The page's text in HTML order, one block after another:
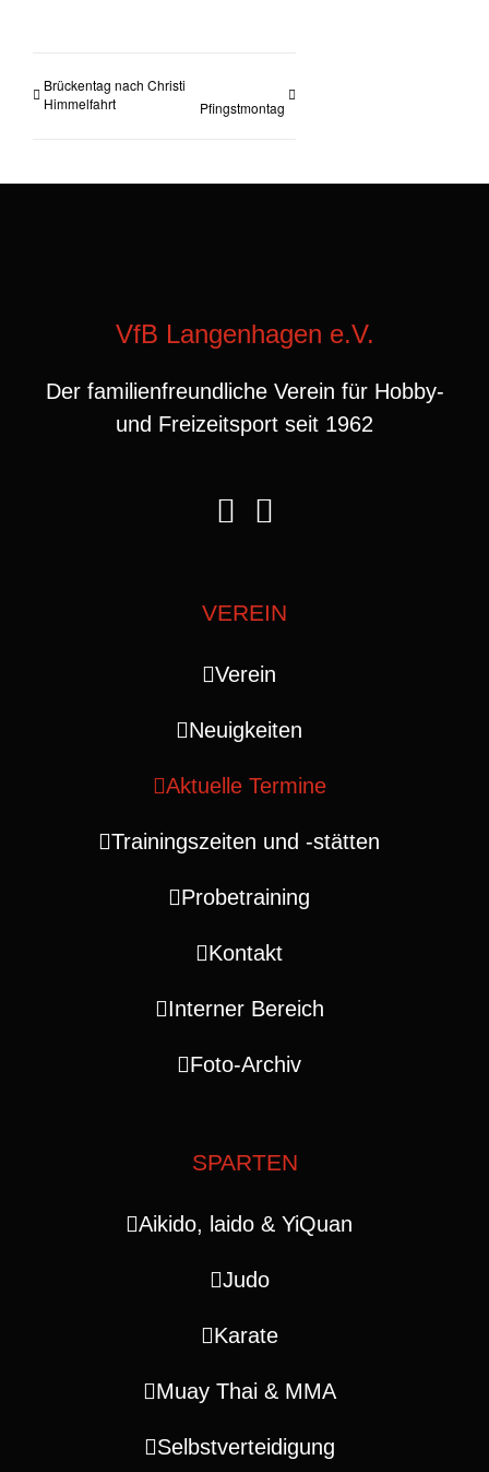
Brückentag nach Christi
Himmelfahrt
Pfingstmontag
VfB Langenhagen e.V.
Der familienfreundliche Verein für Hobby-
und Freizeitsport seit 1962
VEREIN
Verein
Neuigkeiten
Aktuelle Termine
Trainingszeiten und ‑stätten
Probetraining
Kontakt
Interner Bereich
Foto-Archiv
SPARTEN
Aikido, laido & YiQuan
Judo
Karate
Muay Thai & MMA
Selbstverteidigung